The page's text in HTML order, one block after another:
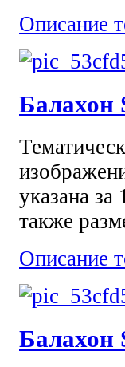
Описание
Балахон
указана
также
Описание
Балахон